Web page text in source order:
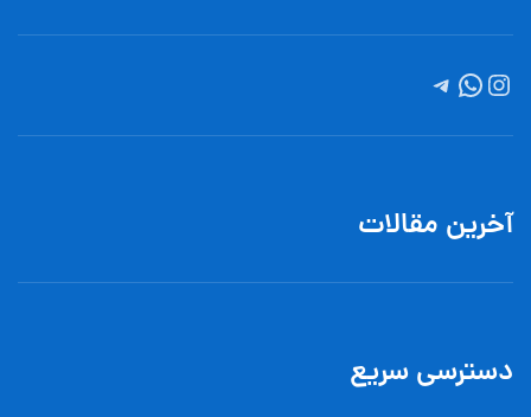
آخرین مقالات
دسترسی سریع